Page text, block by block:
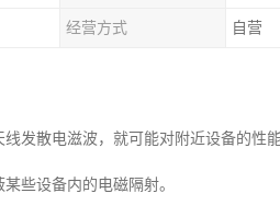
经营方式 自营
发散电滋波，就可能对附近设备的性
些设备内的电磁隔射。